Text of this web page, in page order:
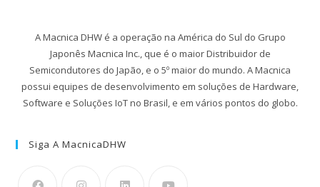
A Macnica DHW é a operação na América do Sul do Grupo
Japonês Macnica Inc., que é o maior Distribuidor de
Semicondutores do Japão, e o 5º maior do mundo. A Macnica
possui equipes de desenvolvimento em soluções de Hardware,
Software e Soluções IoT no Brasil, e em vários pontos do globo.
Siga A MacnicaDHW